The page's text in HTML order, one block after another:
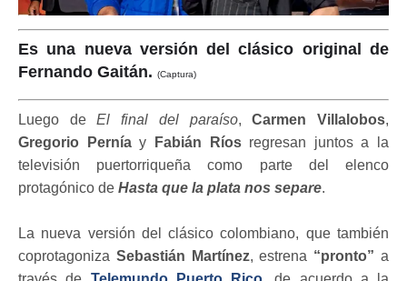
Es una nueva versión del clásico original de
Fernando Gaitán. (Captura)
Luego deEl final del paraíso,Carmen Villalobos,
Gregorio Perníay Fabián Ríosregresan juntos a la
televisión puertorriqueña como parte del elenco
protagónico de Hasta que la plata nos separe.
La nueva versión del clásico colombiano, que también
coprotagoniza Sebastián Martínez, estrena “pronto” a